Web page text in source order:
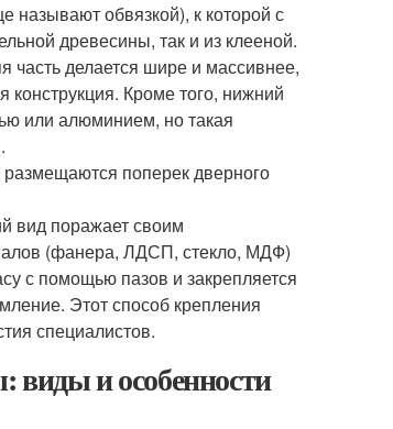
называют обвязкой), к которой с
древесины, так и из клееной.
часть делается шире и массивнее,
Кроме того, нижний
или алюминием, но такая
поперек дверного
вид поражает своим
(фанера, ЛДСП, стекло, МДФ)
с помощью пазов и закрепляется
Этот способ крепления
специалистов.
виды и особенности